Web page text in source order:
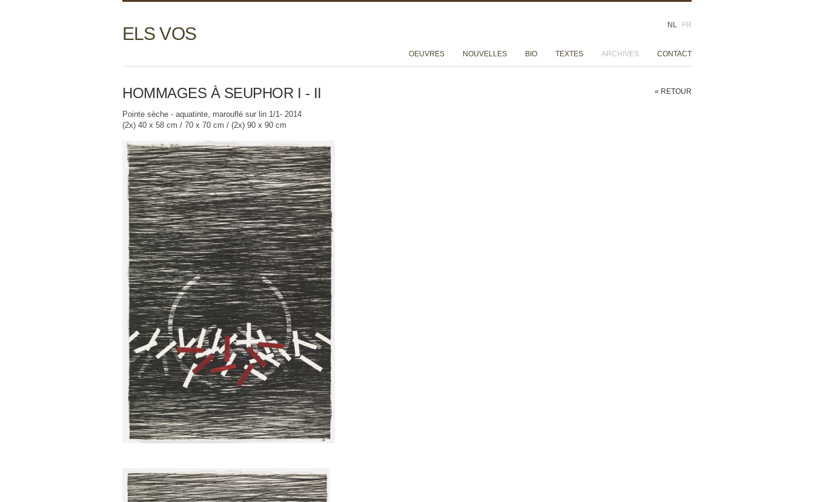
NL FR
ELS VOS
OEUVRES NOUVELLES BIO TEXTES ARCHIVES CONTACT
« RETOUR
HOMMAGES À SEUPHOR I - II
Pointe sèche - aquatinte, marouflé sur lin 1/1- 2014
(2x) 40 x 58 cm / 70 x 70 cm / (2x) 90 x 90 cm